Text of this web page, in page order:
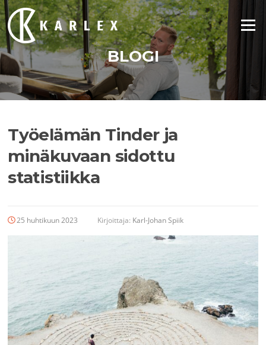
Siirry
suoraan
sisältöön
Valikko
BLOGI
Työelämän Tinder ja
minäkuvaan sidottu
statistiikka
25 huhtikuun 2023 Kirjoittaja: Karl-Johan Spiik